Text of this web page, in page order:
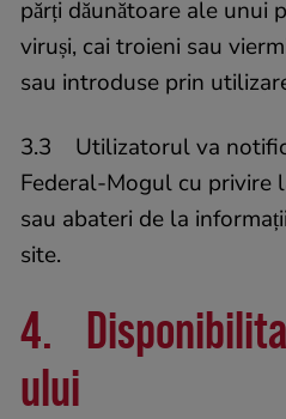
părți dăunătoare ale unui
viruși, cai troieni sau
sau introduse prin
3.3 Utilizatorul va
Federal-Mogul cu privire
sau abateri de la
site.
4.
ului